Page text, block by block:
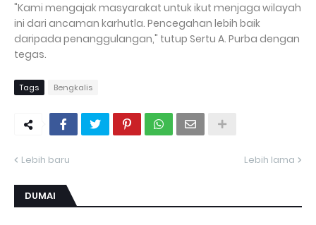
"Kami mengajak masyarakat untuk ikut menjaga wilayah
ini dari ancaman karhutla. Pencegahan lebih baik
daripada penanggulangan," tutup Sertu A. Purba dengan
tegas.
Tags Bengkalis
Lebih baru Lebih lama
DUMAI